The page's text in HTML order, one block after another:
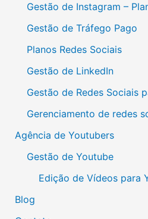
Gestão de Instagram –
Gestão de Tráfego Pago
Planos Redes Sociais
Gestão de LinkedIn
Gestão de Redes Sociais
Gerenciamento de redes
Agência de Youtubers
Gestão de Youtube
Edição de Vídeos para
Blog